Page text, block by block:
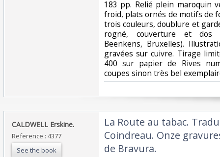
183 pp. Relié plein maroquin
froid, plats ornés de motifs de
trois couleurs, doublure et
rogné, couverture et dos
Beenkens, Bruxelles).
gravées sur cuivre. Tirage
400 sur papier de Rives
coupes sinon très bel
‎CALDWELL Erskine. ‎
Reference : 4377
See the book
‎La Route au tabac.
Coindreau. Onze
de Bravura. ‎